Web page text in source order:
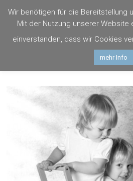
Inhalt
springenPhotogräfin
Hagenau
Wir benötigen für die Bereitstellung
Mit der Nutzung unserer Website
einverstanden, dass wir Cookies
mehr Info